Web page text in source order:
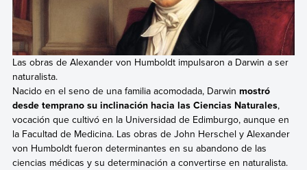
Las obras de Alexander von Humboldt impulsaron a Darwin a ser
naturalista.
Nacido en el seno de una familia acomodada, Darwin mostró
desde temprano su inclinación hacia las Ciencias Naturales,
vocación que cultivó en la Universidad de Edimburgo, aunque en
la Facultad de Medicina. Las obras de John Herschel y Alexander
von Humboldt fueron determinantes en su abandono de las
ciencias médicas y su determinación a convertirse en naturalista.